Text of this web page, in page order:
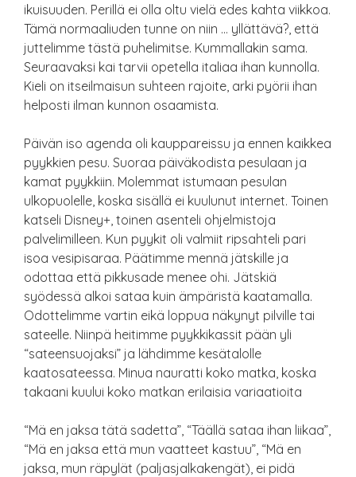
ikuisuuden. Perillä ei olla oltu vielä edes kahta viikkoa.
Tämä normaaliuden tunne on niin … yllättävä?, että
juttelimme tästä puhelimitse. Kummallakin sama.
Seuraavaksi kai tarvii opetella italiaa ihan kunnolla.
Kieli on itseilmaisun suhteen rajoite, arki pyörii ihan
helposti ilman kunnon osaamista.
Päivän iso agenda oli kauppareissu ja ennen kaikkea
pyykkien pesu. Suoraa päiväkodista pesulaan ja
kamat pyykkiin. Molemmat istumaan pesulan
ulkopuolelle, koska sisällä ei kuulunut internet. Toinen
katseli Disney+, toinen asenteli ohjelmistoja
palvelimilleen. Kun pyykit oli valmiit ripsahteli pari
isoa vesipisaraa. Päätimme mennä jätskille ja
odottaa että pikkusade menee ohi. Jätskiä
syödessä alkoi sataa kuin ämpäristä kaatamalla.
Odottelimme vartin eikä loppua näkynyt pilville tai
sateelle. Niinpä heitimme pyykkikassit pään yli
“sateensuojaksi” ja lähdimme kesätalolle
kaatosateessa. Minua nauratti koko matka, koska
takaani kuului koko matkan erilaisia variaatioita
“Mä en jaksa tätä sadetta”, “Täällä sataa ihan liikaa”,
“Mä en jaksa että mun vaatteet kastuu”, “Mä en
jaksa, mun räpylät (paljasjalkakengät), ei pidä